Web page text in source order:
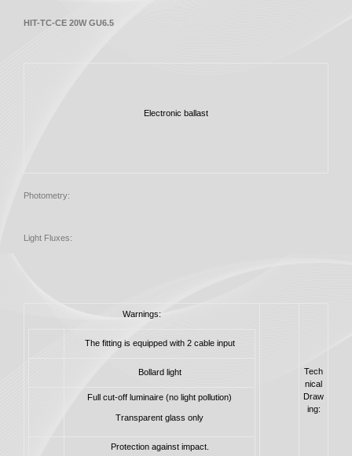
HIT-TC-CE 20W GU6.5
Electronic ballast
Photometry:
Light Fluxes:
Warnings:
The fitting is equipped with 2 cable input
Bollard light
Full cut-off luminaire (no light pollution)
Transparent glass only
Protection against impact.
Tech
nical
Draw
ing: